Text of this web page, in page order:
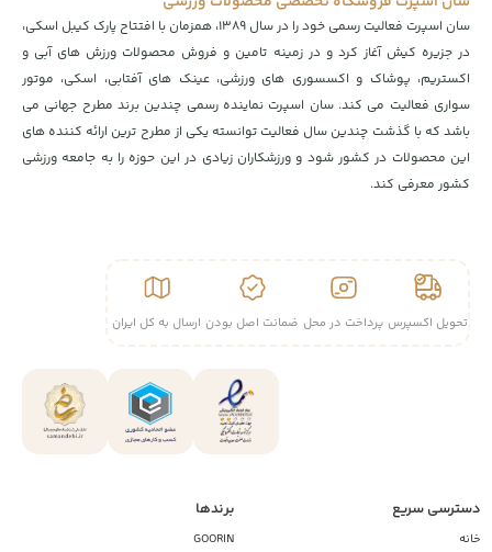
سان اسپرت فعالیت رسمی خود را در سال ۱۳۸۹، همزمان با افتتاح پارک کیبل اسکی،
در جزیره کیش آغاز کرد و در زمینه تامین و فروش محصولات ورزش های آبی و
اکستریم، پوشاک و اکسسوری های ورزشی، عینک های آفتابی، اسکی، موتور
سواری فعالیت می کند. سان اسپرت نماینده رسمی چندین برند مطرح جهانی می
باشد که با گذشت چندین سال فعالیت توانسته یکی از مطرح ترین ارائه کننده های
این محصولات در کشور شود و ورزشکاران زیادی در این حوزه را به جامعه ورزشی
کشور معرفی کند.
تحویل اکسپرس پرداخت در محل ضمانت اصل بودن ارسال به کل ایران
دسترسی سریع
خانه
برندها
GOORIN